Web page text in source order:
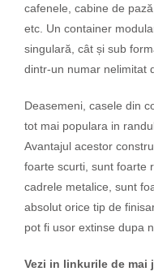
cafenele, cabine de
etc. Un container
singulară, cât și sub
dintr-un numar nelimitat
Deasemeni, casele din
tot mai populara in
Avantajul acestor
foarte scurti, sunt foarte
cadrele metalice, sunt
absolut orice tip de
pot fi usor extinse dupa
Vezi in linkurile de mai